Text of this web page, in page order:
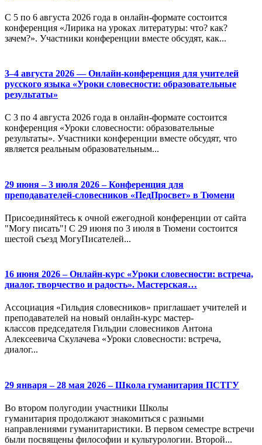
С 5 по 6 августа 2026 года в онлайн-формате состоится
конференция «Лирика на уроках литературы: что? как?
зачем?». Участники конференции вместе обсудят, как...
3–4 августа 2026 — Онлайн-конференция для учителей
русского языка «Уроки словесности: образовательные
результаты»
С 3 по 4 августа 2026 года в онлайн-формате состоится
конференция «Уроки словесности: образовательные
результаты». Участники конференции вместе обсудят, что
является реальным образовательным...
29 июня – 3 июля 2026 – Конференция для
преподавателей-словесников «ПедПросвет» в Тюмени
Присоединяйтесь к очной ежегодной конференции от сайта
"Могу писать"! С 29 июня по 3 июля в Тюмени состоится
шестой съезд МогуПисателей...
16 июня 2026 – Онлайн-курс «Уроки словесности: встреча,
диалог, творчество и радость». Мастерская…
Ассоциация «Гильдия словесников» приглашает учителей и
преподавателей на новый онлайн-курс мастер-
классов председателя Гильдии словесников Антона
Алексеевича Скулачева «Уроки словесности: встреча,
диалог...
29 января – 28 мая 2026 – Школа гуманитария ПСТГУ
Во втором полугодии участники Школы
гуманитария продолжают знакомиться с разными
направлениями гуманитаристики. В первом семестре встречи
были посвящены философии и культурологии. Второй...